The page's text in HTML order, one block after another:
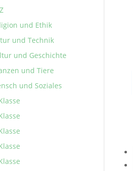
und Ethik
und Technik
und Geschichte
und Tiere
und Soziales